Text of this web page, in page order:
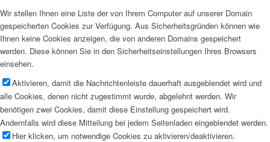
Wir stellen Ihnen eine Liste der von Ihrem Computer auf unserer Domain
gespeicherten Cookies zur Verfügung. Aus Sicherheitsgründen können wie
Ihnen keine Cookies anzeigen, die von anderen Domains gespeichert
werden. Diese können Sie in den Sicherheitseinstellungen Ihres Browsers
einsehen.
Aktivieren, damit die Nachrichtenleiste dauerhaft ausgeblendet wird und
alle Cookies, denen nicht zugestimmt wurde, abgelehnt werden. Wir
benötigen zwei Cookies, damit diese Einstellung gespeichert wird.
Andernfalls wird diese Mitteilung bei jedem Seitenladen eingeblendet werden.
Hier klicken, um notwendige Cookies zu aktivieren/deaktivieren.